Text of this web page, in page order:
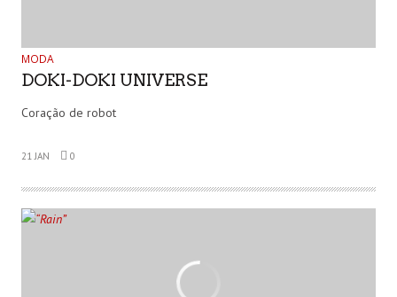
MODA
DOKI-DOKI UNIVERSE
Coração de robot
21 JAN 0